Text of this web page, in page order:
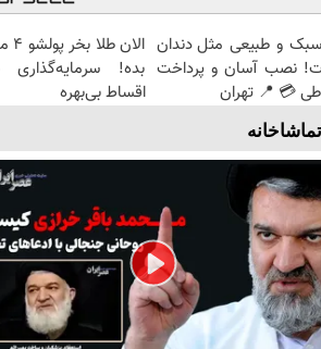
و طبیعی مثل دندان
نصب آسان و پرداخت
💳 📍 تهران
بده! سرمایه‌گذاری
اقساط بی‌بهره
تماشاخانه